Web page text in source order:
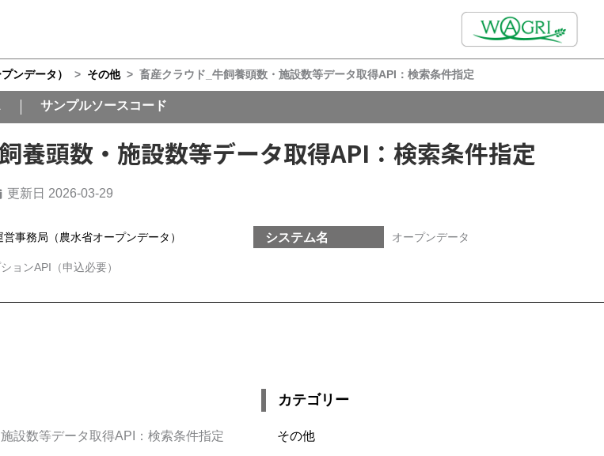
ンデータ） > その他 > 畜産クラウド_牛飼養頭数・施設数等データ取得API：検索条件指定
サンプルソースコード
養頭数・施設数等データ取得API：検索条件指定
更新日 2026-03-29
営事務局（農水省オープンデータ） システム名 オープンデータ
ョンAPI（申込必要）
設数等データ取得API：検索条件指定
カテゴリー
その他